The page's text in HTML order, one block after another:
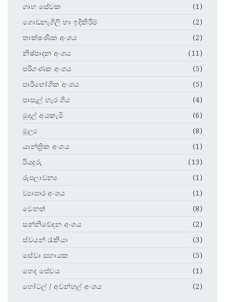
ගෘහ සේවක
(1)
ගොඩනැගිලි හා ඉදිකිරීම්
(2)
තාක්ෂණික අංශය
(2)
නිෂ්පාදන අංශය
(11)
පරිගණක අංශය
(5)
පාරිභෝගික අංශය
(5)
පාසැල් හැර ගිය
(4)
මුදල් අයකැමි
(6)
මූල්‍ය
(8)
යාන්ත්‍රික අංශය
(1)
රියදුරු
(13)
රූපලාවන්‍ය
(1)
ව්‍යාපාර අංශය
(1)
වෙනත්
(8)
සන්නිවේදන අංශය
(2)
ස්වයන් රැකියා
(3)
සේවා සහායක
(5)
හෙද සේවය
(1)
හෝටල් / අවන්හල් අංශය
(2)